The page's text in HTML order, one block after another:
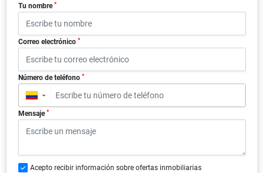
Tu nombre *
Correo electrónico *
Número de teléfono *
▼
Mensaje *
Acepto recibir información sobre ofertas inmobiliarias